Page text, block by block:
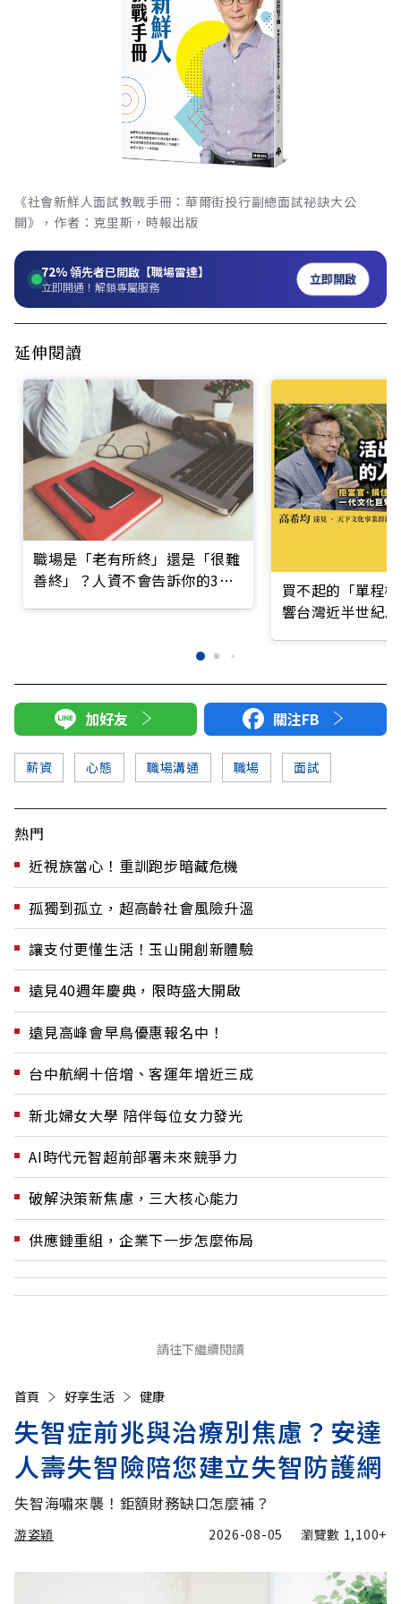
《社會新鮮人面試教戰手冊：華爾街投行副總面試祕訣大公
開》，作者：克里斯，時報出版
72%領先者已開啟【職場雷達】
立即開通！解鎖專屬服務 立即開啟
延伸閱讀
職場是「老有所終」還是「很難
善終」？人資不會告訴你的3件
買不起的「單程
響台灣近半世紀
加好友 關注FB
薪資 心態 職場溝通 職場 面試
熱門
近視族當心！重訓跑步暗藏危機
孤獨到孤立，超高齡社會風險升溫
讓支付更懂生活！玉山開創新體驗
遠見40週年慶典，限時盛大開啟
遠見高峰會早鳥優惠報名中！
台中航網十倍增、客運年增近三成
新北婦女大學 陪伴每位女力發光
AI時代元智超前部署未來競爭力
破解決策新焦慮，三大核心能力
供應鏈重組，企業下一步怎麼佈局
請往下繼續閱讀
首頁 好享生活 健康
失智症前兆與治療別焦慮？安達
人壽失智險陪您建立失智防護網
失智海嘯來襲！鉅額財務缺口怎麼補？
游姿穎 2026-08-05 瀏覽數 1,100+